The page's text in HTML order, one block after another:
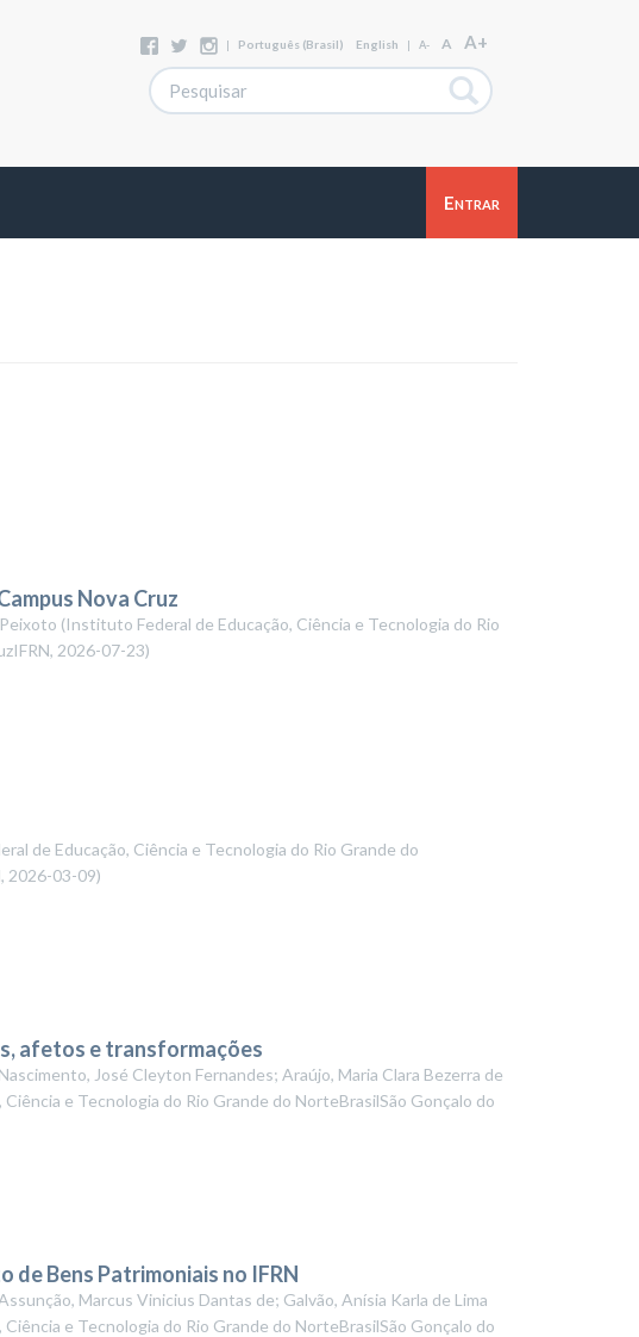
| Português (Brasil) English | A- A A+
Entrar
Nova Cruz
(Instituto Federal de Educação, Ciência e Tecnologia do Rio
, 2026-07-23)
de Educação, Ciência e Tecnologia do Rio Grande do
, 2026-03-09)
afetos e transformações
José Cleyton Fernandes; Araújo, Maria Clara Bezerra de
e Tecnologia do Rio Grande do NorteBrasilSão Gonçalo do
de Bens Patrimoniais no IFRN
Marcus Vinicius Dantas de; Galvão, Anísia Karla de Lima
e Tecnologia do Rio Grande do NorteBrasilSão Gonçalo do